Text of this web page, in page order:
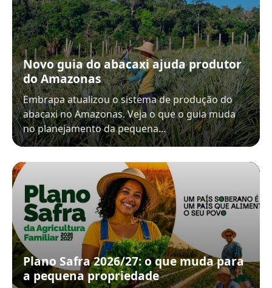
Novo guia do abacaxi ajuda produtor
do Amazonas
Embrapa atualizou o sistema de produção do
abacaxi no Amazonas. Veja o que o guia muda
no planejamento da pequena…
Plano Safra 2026/27: o que muda para
a pequena propriedade